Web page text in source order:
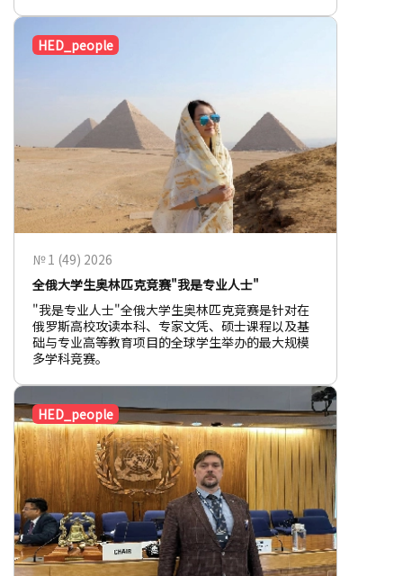
HED_people
№ 1 (49) 2026
全俄大学生奥林匹克竞赛"我是专业人士"
"我是专业人士"全俄大学生奥林匹克竞赛是针对在
俄罗斯高校攻读本科、专家文凭、硕士课程以及基
础与专业高等教育项目的全球学生举办的最大规模
多学科竞赛。
HED_people